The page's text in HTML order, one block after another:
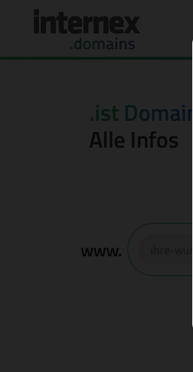
.ist Domain
Alle Infos
www.